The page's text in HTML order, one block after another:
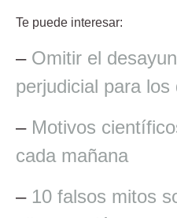
Te puede interesar:
– Omitir el
perjudicial para los
– Motivos
cada mañana
– 10 falsos mitos